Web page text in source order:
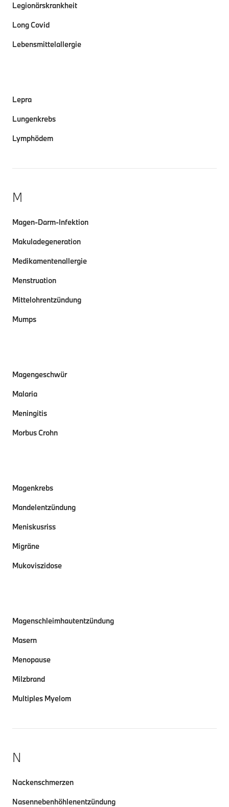
Legionärskrankheit
Long Covid
Lebensmittelallergie
Lepra
Lungenkrebs
Lymphödem
M
Magen-Darm-Infektion
Makuladegeneration
Medikamentenallergie
Menstruation
Mittelohrentzündung
Mumps
Magengeschwür
Malaria
Meningitis
Morbus Crohn
Magenkrebs
Mandelentzündung
Meniskusriss
Migräne
Mukoviszidose
Magenschleimhautentzündung
Masern
Menopause
Milzbrand
Multiples Myelom
N
Nackenschmerzen
Nasennebenhöhlenentzündung